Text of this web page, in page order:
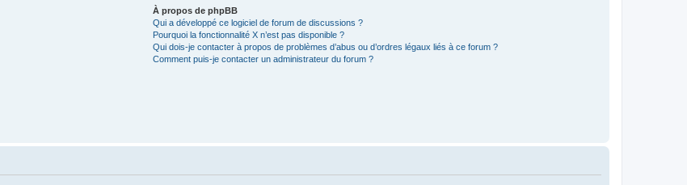
À propos de phpBB
Qui a développé ce logiciel de forum de discussions ?
Pourquoi la fonctionnalité X n’est pas disponible ?
Qui dois-je contacter à propos de problèmes d’abus ou d’ordres légaux liés à ce forum ?
Comment puis-je contacter un administrateur du forum ?